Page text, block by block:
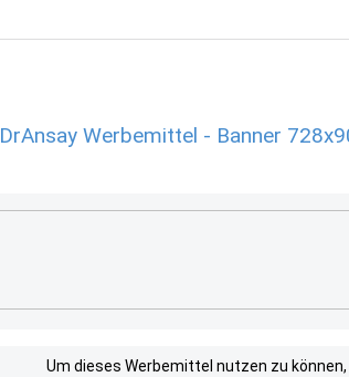
DrAnsay Werbemittel - Banner
Um dieses Werbemittel nutzen zu